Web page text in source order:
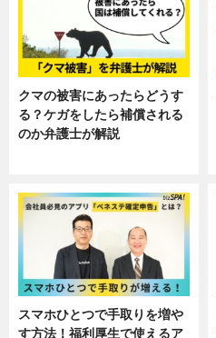
クマの被害にあったらどうす
る？ケガをしたら補償される
のか弁護士が解説
スマホひとつで手取りを増や
す方法！福利厚生で使えるア